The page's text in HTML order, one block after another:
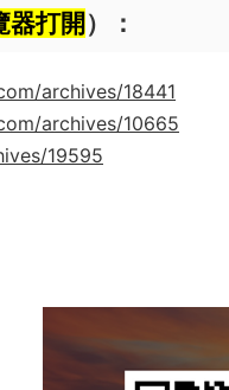
器打開 ）：
archives/18441
archives/10665
19595